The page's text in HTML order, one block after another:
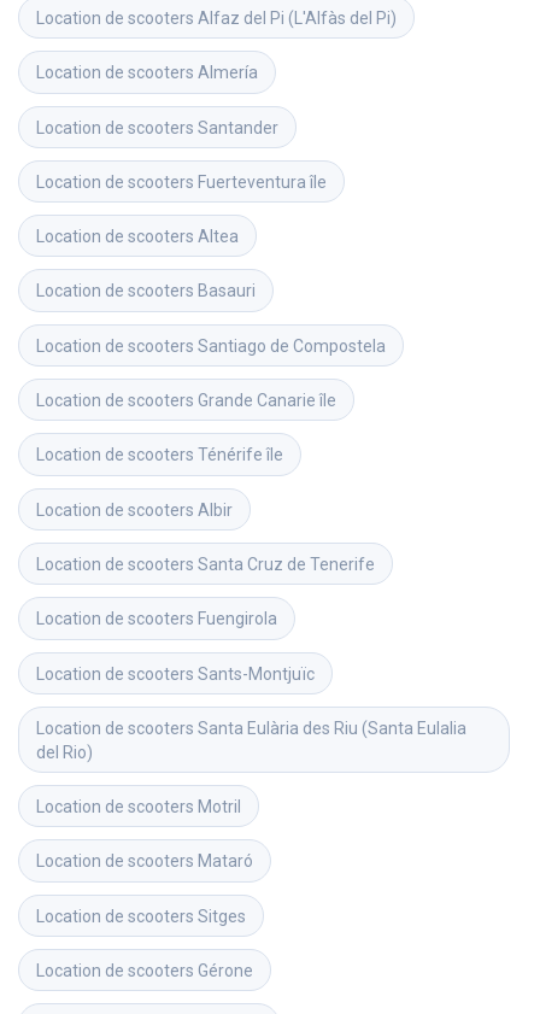
Location de scooters Alfaz del Pi (L'Alfàs del Pi)
Location de scooters Almería
Location de scooters Santander
Location de scooters Fuerteventura île
Location de scooters Altea
Location de scooters Basauri
Location de scooters Santiago de Compostela
Location de scooters Grande Canarie île
Location de scooters Ténérife île
Location de scooters Albir
Location de scooters Santa Cruz de Tenerife
Location de scooters Fuengirola
Location de scooters Sants-Montjuïc
Location de scooters Santa Eulària des Riu (Santa Eulalia
del Rio)
Location de scooters Motril
Location de scooters Mataró
Location de scooters Sitges
Location de scooters Gérone